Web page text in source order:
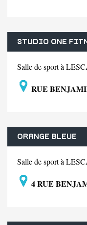
STUDIO ONE
Salle de sport à
RUE
ORANGE BLEUE
Salle de sport à
4 RUE